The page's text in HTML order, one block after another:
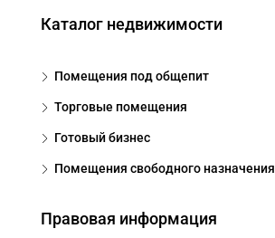
Каталог недвижимости
Помещения под общепит
Торговые помещения
Готовый бизнес
Помещения свободного назначения
Правовая информация